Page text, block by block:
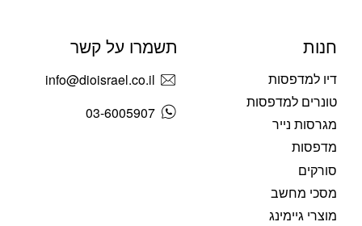
חנות
דיו למדפסות
טונרים למדפסות
מגרסות נייר
מדפסות
סורקים
מסכי מחשב
מוצרי גיימינג
תשמרו על קשר
info@dioisrael.co.il
03-6005907